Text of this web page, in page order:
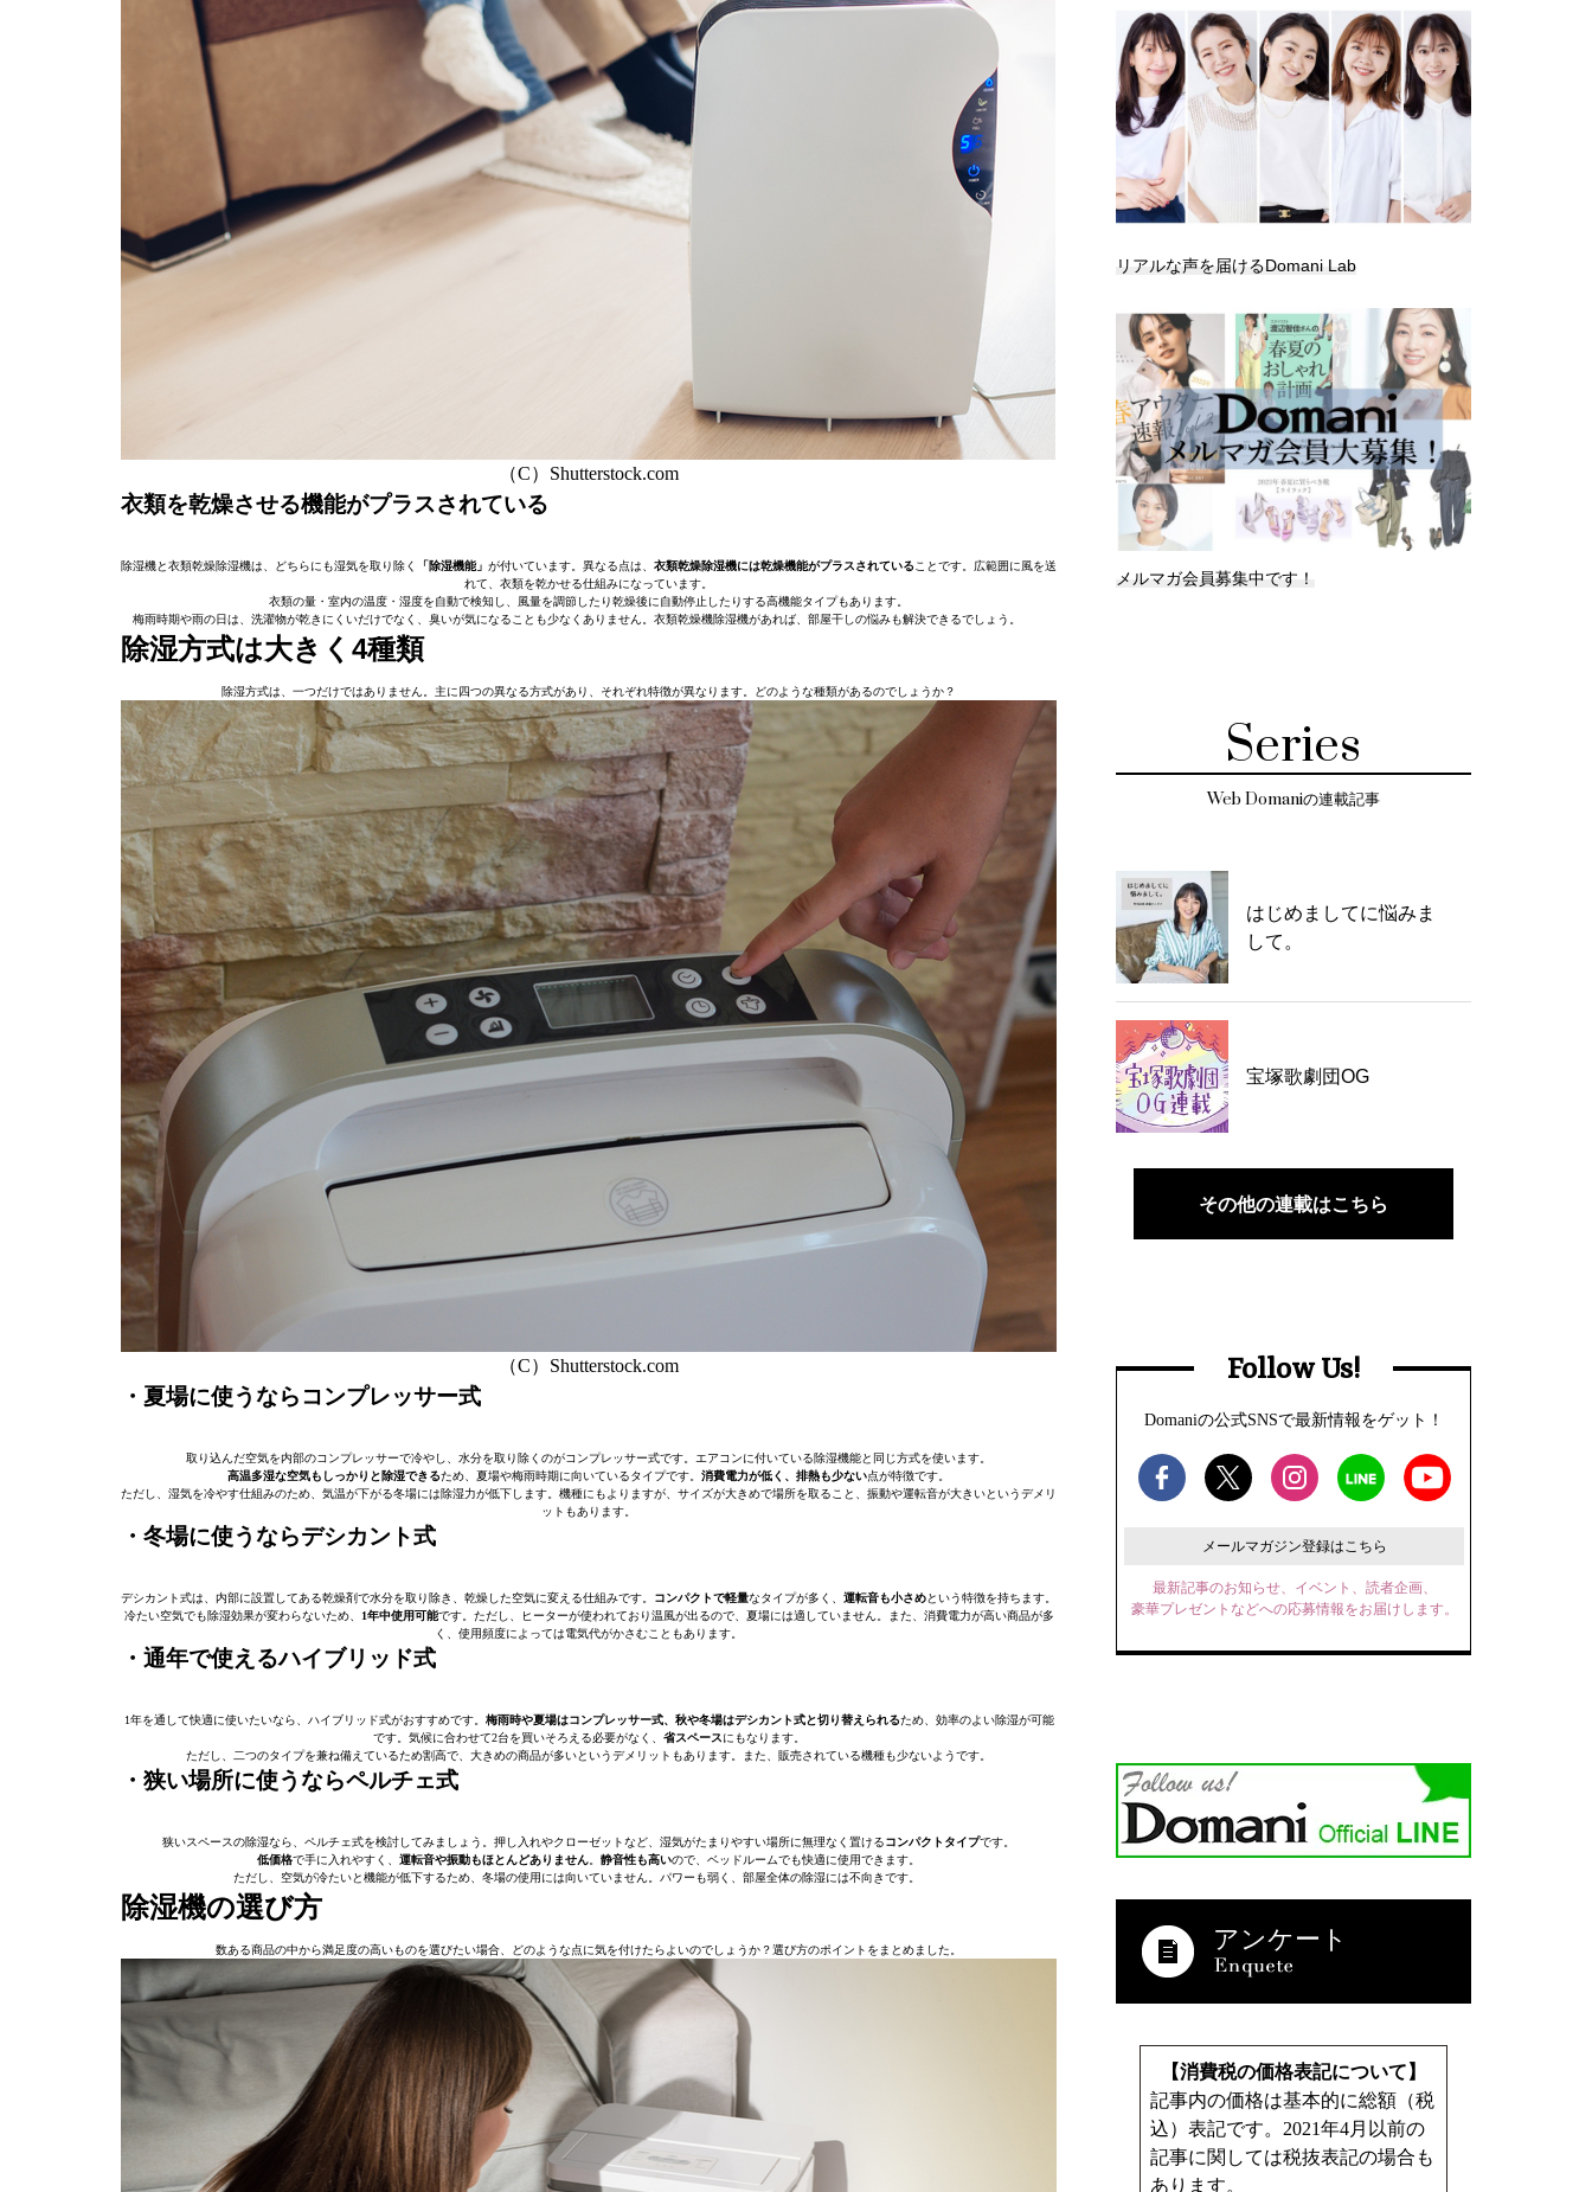
（C）Shutterstock.com
衣類を乾燥させる機能がプラスされている
除湿機と衣類乾燥除湿機は、どちらにも湿気を取り除く 「除湿機能」 が付いています。異なる点は、 衣類乾燥除湿機には乾燥機能がプラスされている ことです。広範囲に風を送
れて、衣類を乾かせる仕組みになっています。
衣類の量・室内の温度・湿度を自動で検知し、風量を調節したり乾燥後に自動停止したりする高機能タイプもあります。
梅雨時期や雨の日は、洗濯物が乾きにくいだけでなく、臭いが気になることも少なくありません。衣類乾燥機除湿機があれば、部屋干しの悩みも解決できるでしょう。
除湿方式は大きく4種類
除湿方式は、一つだけではありません。主に四つの異なる方式があり、それぞれ特徴が異なります。どのような種類があるのでしょうか？
（C）Shutterstock.com
・夏場に使うならコンプレッサー式
取り込んだ空気を内部のコンプレッサーで冷やし、水分を取り除くのがコンプレッサー式です。エアコンに付いている除湿機能と同じ方式を使います。
高温多湿な空気もしっかりと除湿できるため、夏場や梅雨時期に向いているタイプです。 消費電力が低く、排熱も少ない点が特徴です。
ただし、湿気を冷やす仕組みのため、気温が下がる冬場には除湿力が低下します。機種にもよりますが、サイズが大きめで場所を取ること、振動や運転音が大きいというデメリ
ットもあります。
・冬場に使うならデシカント式
デシカント式は、内部に設置してある乾燥剤で水分を取り除き、乾燥した空気に変える仕組みです。 コンパクトで軽量なタイプが多く、 運転音も小さめという特徴を持ちます。
冷たい空気でも除湿効果が変わらないため、
1年中使用可能です。ただし、ヒーターが使われており温風が出るので、夏場には適していません。また、消費電力が高い商品が多
く、使用頻度によっては電気代がかさむこともあります。
・通年で使えるハイブリッド式
1年を通して快適に使いたいなら、ハイブリッド式がおすすめです。 梅雨時や夏場はコンプレッサー式、秋や冬場はデシカント式と切り替えられるため、効率のよい除湿が可能
です。気候に合わせて2台を買いそろえる必要がなく、 省スペースにもなります。
ただし、二つのタイプを兼ね備えているため割高で、大きめの商品が多いというデメリットもあります。また、販売されている機種も少ないようです。
・狭い場所に使うならペルチェ式
狭いスペースの除湿なら、ペルチェ式を検討してみましょう。押し入れやクローゼットなど、湿気がたまりやすい場所に無理なく置けるコンパクトタイプです。
低価格で手に入れやすく、 運転音や振動もほとんどありません 静音性も高いので、ベッドルームでも快適に使用できます。
ただし、空気が冷たいと機能が低下するため、冬場の使用には向いていません。パワーも弱く、部屋全体の除湿には不向きです。
除湿機の選び方
数ある商品の中から満足度の高いものを選びたい場合、どのような点に気を付けたらよいのでしょうか？選び方のポイントをまとめました。
リアルな声を届けるDomani Lab
メルマガ会員募集中です！
Series
Web Domaniの連載記事
はじめましてに悩みま
して。
宝塚歌劇団OG
その他の連載はこちら
Follow Us!
Domaniの公式SNSで最新情報をゲット！
メールマガジン登録はこちら
最新記事のお知らせ、イベント、読者企画、
豪華プレゼントなどへの応募情報をお届けします。
アンケート
【消費税の価格表記について】
記事内の価格は基本的に総額（税
込）表記です。2021年4月以前の
記事に関しては税抜表記の場合も
あります。